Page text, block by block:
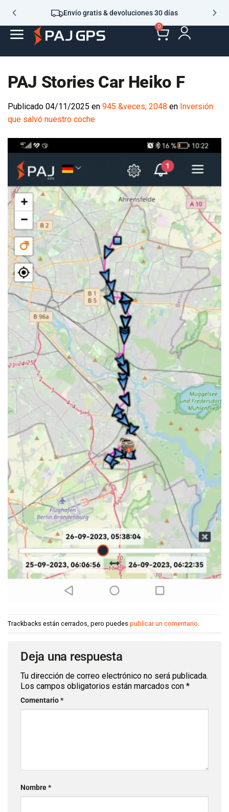
Envío gratis & devoluciones 30 días
0
PAJ Stories Car Heiko F
Publicado 04/11/2025 en 945 &veces; 2048 en Inversión
que salvó nuestro coche
Trackbacks están cerrados, pero puedes publicar un comentario
Deja una respuesta
Tu dirección de correo electrónico no será publicada.
Los campos obligatorios están marcados con *
Comentario*
Nombre*